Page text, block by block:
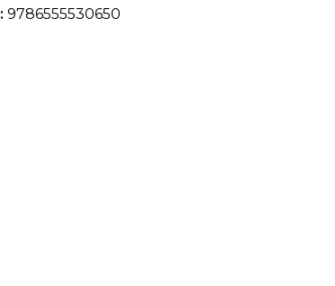
9786555530650